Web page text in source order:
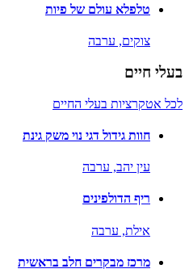
טלפלא עולם של פיות
צוקים, ערבה
בעלי חיים
לכל אטקרציות בעלי החיים
חוות גידול דגי נוי משק גינת
עין יהב, ערבה
ריף הדולפינים
אילת, ערבה
מרכז מבקרים חלב בראשית